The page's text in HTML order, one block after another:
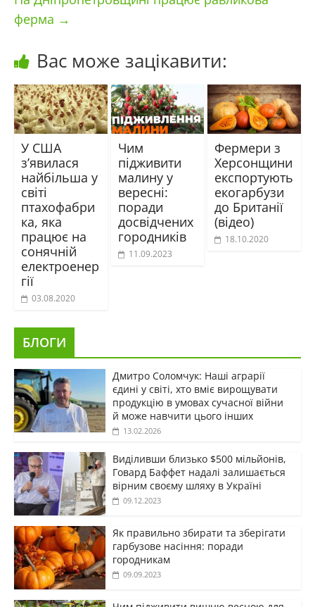
ферма →
Вас може зацікавити:
У США
з’явилася
найбільша у
світі
птахофабри
ка, яка
працює на
сонячній
електроенер
гії
03.08.2020
Чим
підживити
малину у
вересні:
поради
досвідчених
городників
11.09.2023
Фермери з
Херсонщини
експортують
екогарбузи
до Британії
(відео)
18.10.2020
БЛОГИ
Дмитро Соломчук: Наші аграрії
єдині у світі, хто вміє вирощувати
продукцію в умовах сучасної війни
й може навчити цього інших
13.02.2026
Виділивши близько $500 мільйонів,
Говард Баффет надалі залишається
вірним своєму шляху в Україні
09.12.2023
Як правильно збирати та зберігати
гарбузове насіння: поради
городникам
09.09.2023